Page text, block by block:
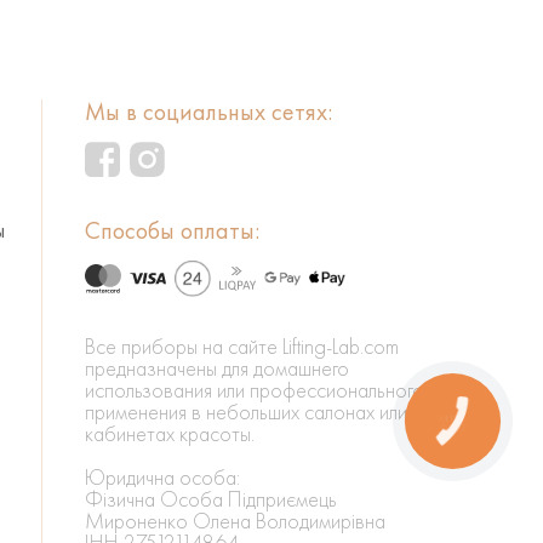
Мы в социальных сетях:
Способы оплаты:
Все приборы на сайте Lifting-Lab.com
предназначены для домашнего
использования или профессионального
применения в небольших салонах или
кабинетах красоты.
Юридична особа:
Фізична Особа Підприємець
Мироненко Олена Володимирівна
КНОПКА
ЗВ'ЯЗКУ